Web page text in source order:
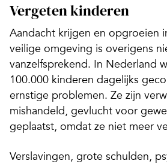
Vergeten kinderen
Aandacht krijgen en opgroeien
veilige omgeving is overigens
vanzelfsprekend. In Nederland
100.000 kinderen dagelijks
ernstige problemen. Ze zijn
mishandeld, gevlucht voor
geplaatst, omdat ze niet meer
Verslavingen, grote schulden,